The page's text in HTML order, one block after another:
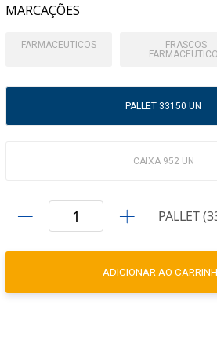
MARCAÇÕES
FARMACEUTICOS
FRASCOS
PALLET 33150 UN
CAIXA 952 UN
PALLET
ADICIONAR AO